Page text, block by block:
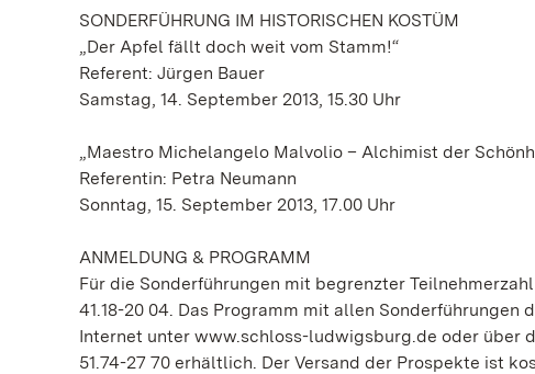
SONDERFÜHRUNG IM HISTORISCHEN KOSTÜM
„Der Apfel fällt doch weit vom Stamm!“
Referent: Jürgen Bauer
Samstag, 14. September 2013, 15.30 Uhr
„Maestro Michelangelo Malvolio – Alchimist der
Referentin: Petra Neumann
Sonntag, 15. September 2013, 17.00 Uhr
ANMELDUNG & PROGRAMM
Für die Sonderführungen mit begrenzter
41.18-20 04. Das Programm mit allen
Internet unter www.schloss-ludwigsburg.de oder über
51.74-27 70 erhältlich. Der Versand der Prospekte ist